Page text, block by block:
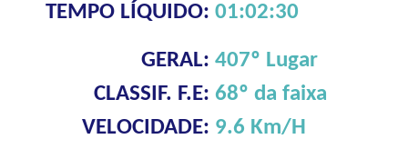
TEMPO LÍQUIDO: 01:02:30
GERAL: 407º Lugar
CLASSIF. F.E: 68º da faixa
VELOCIDADE: 9.6 Km/H